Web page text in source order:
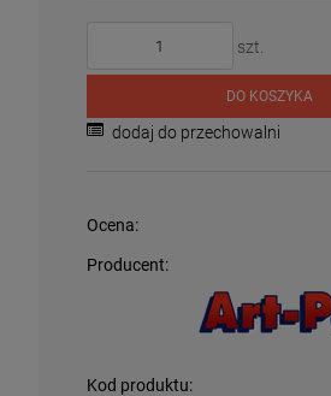
szt.
DO KOSZYKA
dodaj do przechowalni
Ocena:
Producent:
Kod produktu: